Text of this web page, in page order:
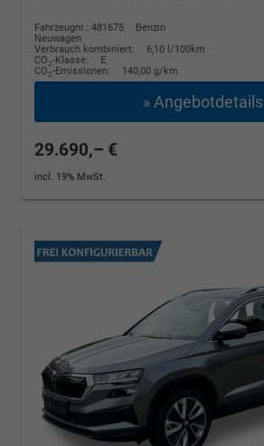
Fahrzeugnr.: 481675
Benzin
Neuwagen
Verbrauch kombiniert:
6,10 l/100km
CO2-Klasse:
E
CO2-Emissionen: 140,00 g/km
» Angebotdetails
29.690,– €
incl. 19% MwSt.